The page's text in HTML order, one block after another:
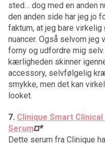
sted… dog med en anden
den anden side har jeg jo
faktum, at jeg bare
nuancer. Også selvom jeg
forny og udfordre mig
kærligheden skinner
accessory, selvfølgelig
smykke, men det kan
looket.
7. Clinique Smart
Serum¤*
Dette serum fra Clinique